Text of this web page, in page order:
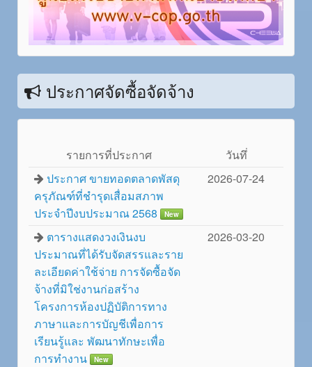
ประกาศจัดซื้อจัดจ้าง
รายการที่ประกาศ
วันทึ่
ประกาศ ขายทอดตลาดพัสดุ
ครุภัณฑ์ที่ชำรุดเสื่อมสภาพ
ประจำปีงบประมาณ 2568
New
2026-07-24
ตารางแสดงวงเงินงบ
ประมาณที่ได้รับจัดสรรและราย
ละเอียดค่าใช้จ่าย การจัดซื้อจัด
จ้างที่มิใช่งานก่อสร้าง
โครงการห้องปฏิบัติการทาง
ภาษาและการบัญชีเพื่อการ
เรียนรู้และ พัฒนาทักษะเพื่อ
การทำงาน
New
2026-03-20